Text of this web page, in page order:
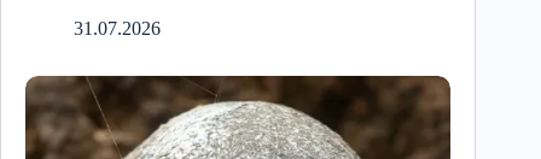
31.07.2026